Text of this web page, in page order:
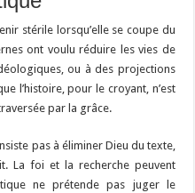
stérile lorsqu’elle se coupe du
ont voulu réduire les vies de
ou à des projections
l’histoire, pour le croyant, n’est
par la grâce.
pas à éliminer Dieu du texte,
La foi et la recherche peuvent
ne prétende pas juger le